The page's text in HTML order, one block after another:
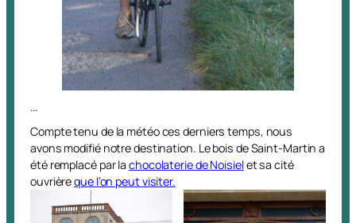
…
Compte tenu de la météo ces derniers temps, nous
avons modifié notre destination. Le bois de Saint-Martin a
été remplacé par lachocolaterie de Noisielet sa cité
ouvrièreque l’on peut visiter.